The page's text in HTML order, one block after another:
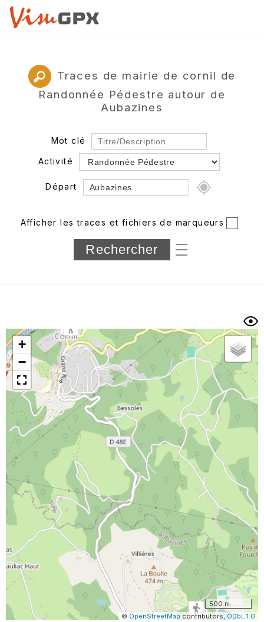
Traces de mairie de cornil de
Randonnée Pédestre autour de
Aubazines
Mot clé
Activité
Départ
Département
Longueur min/max
Trier par
Horodatage Photos
Afficher les traces et fichiers de marqueurs
+
−
500 m
© OpenStreetMap contributors, ODbL 1.0